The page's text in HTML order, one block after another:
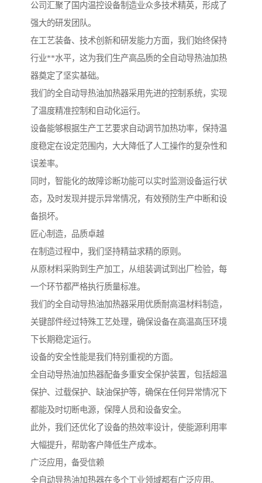
公司汇聚了国内温控设备制造业众多技术精英，形成了
强大的研发团队。
在工艺装备、技术创新和研发能力方面，我们始终保持
行业**水平，这为我们生产高品质的全自动导热油加热
器奠定了坚实基础。
我们的全自动导热油加热器采用先进的控制系统，实现
了温度精准控制和自动化运行。
设备能够根据生产工艺要求自动调节加热功率，保持温
度稳定在设定范围内，大大降低了人工操作的复杂性和
误差率。
同时，智能化的故障诊断功能可以实时监测设备运行状
态，及时发现并提示异常情况，有效预防生产中断和设
备损坏。
匠心制造，品质卓越
在制造过程中，我们坚持精益求精的原则。
从原材料采购到生产加工，从组装调试到出厂检验，每
一个环节都严格执行质量标准。
我们的全自动导热油加热器采用优质耐高温材料制造，
关键部件经过特殊工艺处理，确保设备在高温高压环境
下长期稳定运行。
设备的安全性能是我们特别重视的方面。
全自动导热油加热器配备多重安全保护装置，包括超温
保护、过载保护、缺油保护等，确保在任何异常情况下
都能及时切断电源，保障人员和设备安全。
此外，我们还优化了设备的热效率设计，使能源利用率
大幅提升，帮助客户降低生产成本。
广泛应用，备受信赖
全自动导热油加热器在多个工业领域都有广泛应用。